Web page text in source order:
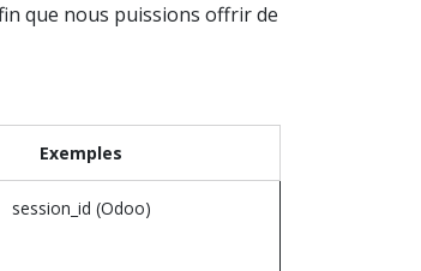
que nous puissions offrir de
Exemples
session_id (Odoo)